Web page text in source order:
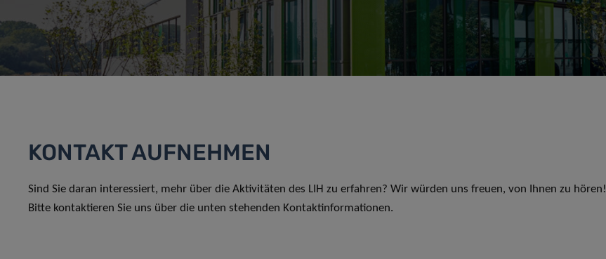
KONTAKT AUFNEHMEN
Sind Sie daran interessiert, mehr über die Aktivitäten des LIH zu erfahren? Wir würden uns freuen, von Ihnen zu hören!
Bitte kontaktieren Sie uns über die unten stehenden Kontaktinformationen.